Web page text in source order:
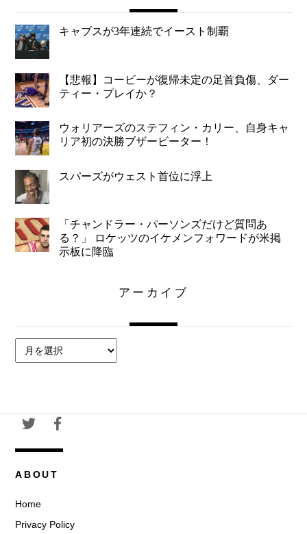
キャブスが3年連続でイースト制覇
【悲報】コービーが復帰未定の足首負傷、ダー
ティー・プレイか？
ウォリアーズのステフィン・カリー、自身キャ
リア初の決勝ブザービーター！
スパーズがウェスト首位に浮上
「チャンドラー・パーソンズだけど質問あ
る？」 ロケッツのイケメンフォワードが米掲
示板に降臨
アーカイブ
ー
ブ
ABOUT
Home
Privacy Policy